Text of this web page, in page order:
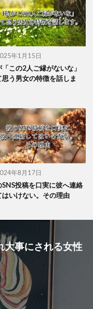
年1月15日
この2人ご縁がないな」
思う男女の特徴を話しま
年8月17日
SNS投稿を口実に彼へ連絡
はいけない。その理由
大事にされる女性